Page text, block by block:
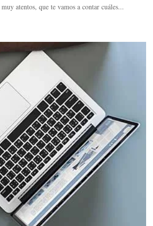
atentos, que te vamos a contar cuáles...